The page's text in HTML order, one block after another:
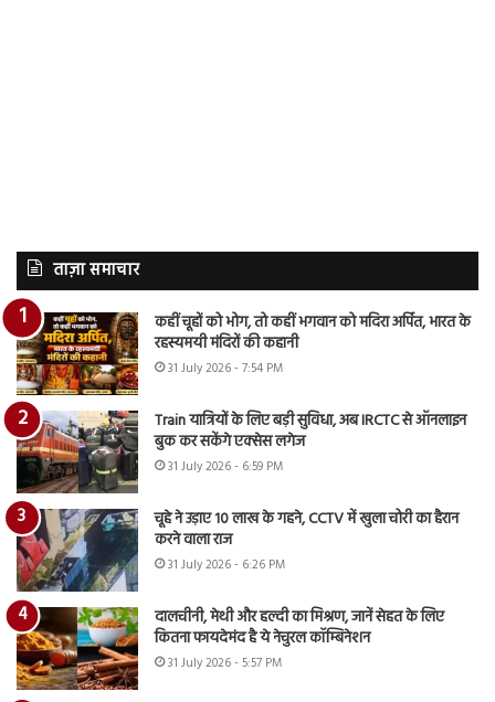
ताज़ा समाचार
कहीं चूहों को भोग, तो कहीं भगवान को मदिरा अर्पित, भारत के
रहस्यमयी मंदिरों की कहानी
31 July 2026 - 7:54 PM
Train यात्रियों के लिए बड़ी सुविधा, अब IRCTC से ऑनलाइन
बुक कर सकेंगे एक्सेस लगेज
31 July 2026 - 6:59 PM
चूहे ने उड़ाए 10 लाख के गहने, CCTV में खुला चोरी का हैरान
करने वाला राज
31 July 2026 - 6:26 PM
दालचीनी, मेथी और हल्दी का मिश्रण, जानें सेहत के लिए
कितना फायदेमंद है ये नेचुरल कॉम्बिनेशन
31 July 2026 - 5:57 PM